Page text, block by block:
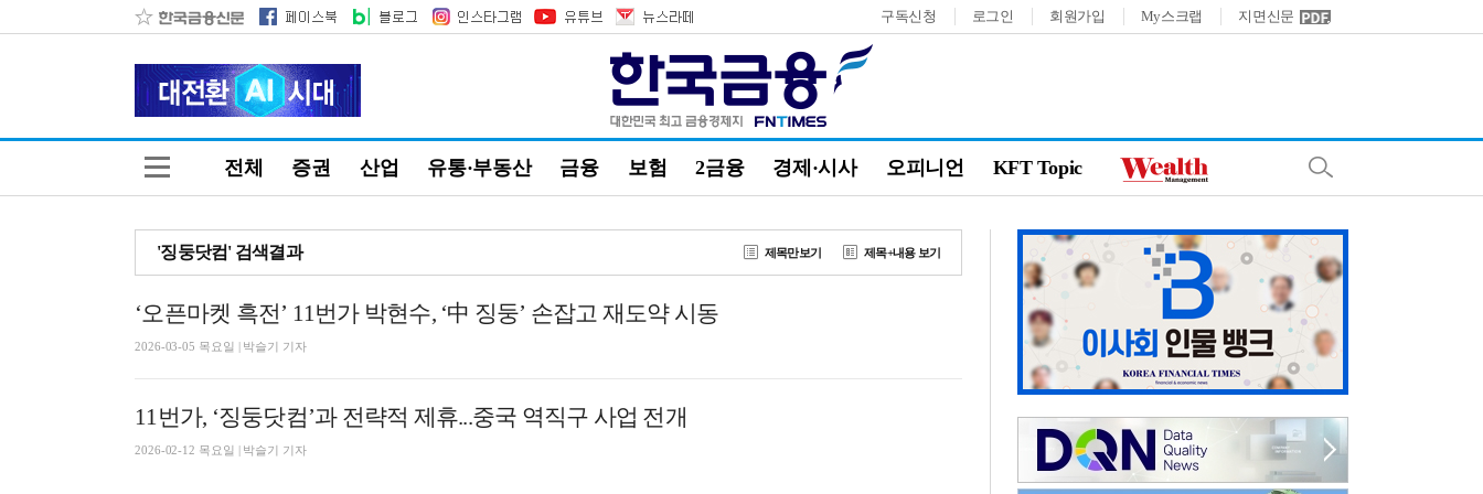
구독신청 로그인 회원가입 My스크랩 지면신문
전체 증권 산업 유통·부동산 금융 보험 2금융 경제·시사 오피니언 KFT Topic
'징둥닷컴' 검색결과 제목만보기 제목+내용 보기
‘오픈마켓 흑전’ 11번가 박현수, ‘中 징둥’ 손잡고 재도약 시동
2026-03-05 목요일 | 박슬기 기자
11번가, ‘징둥닷컴’과 전략적 제휴...중국 역직구 사업 전개
2026-02-12 목요일 | 박슬기 기자